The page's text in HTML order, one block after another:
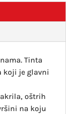
Tinta
koji je glavni
oštrih
na koju